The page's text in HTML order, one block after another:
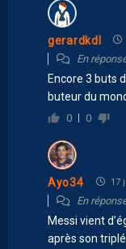
gerardkdl
En
Encore 3 buts
buteur du
0 0
Ayo34 17
En
Messi vient
après son